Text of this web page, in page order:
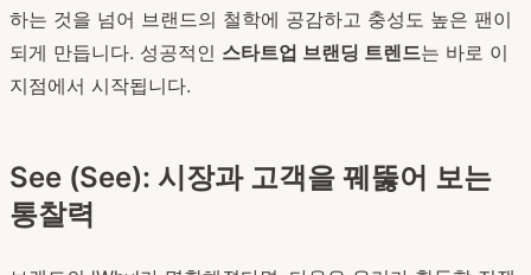
하는 것을 넘어 브랜드의 철학에 공감하고 충성도 높은 팬이
되게 만듭니다. 성공적인 스타트업 브랜딩 트렌드는 바로 이
지점에서 시작됩니다.
See (See): 시장과 고객을 꿰뚫어 보는
통찰력